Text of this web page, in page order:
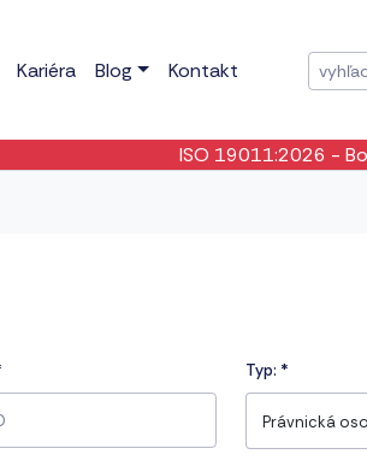
Kariéra Blog Kontakt
ISO 19011:2026- Bola
Typ: *
Právnická